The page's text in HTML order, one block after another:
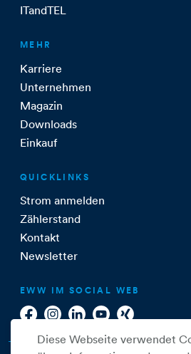
ITandTEL
MEHR
Karriere
Unternehmen
Magazin
Downloads
Einkauf
QUICKLINKS
Strom anmelden
Zählerstand
Kontakt
Newsletter
EWW IM SOCIAL WEB
Diese Webseite verwendet